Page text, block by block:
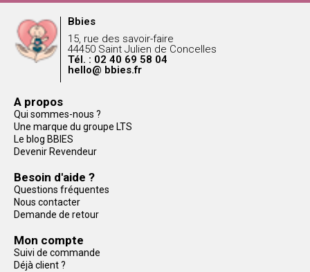
Bbies
15, rue des savoir-faire
44450 Saint Julien de Concelles
Tél. : 02 40 69 58 04
hello@ bbies.fr
A propos
Qui sommes-nous ?
Une marque du groupe LTS
Le blog BBIES
Devenir Revendeur
Besoin d'aide ?
Questions fréquentes
Nous contacter
Demande de retour
Mon compte
Suivi de commande
Déjà client ?